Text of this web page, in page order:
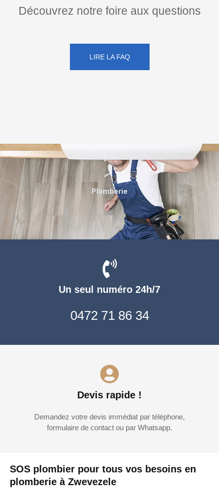
Découvrez notre foire aux questions
LIRE LA FAQ
SOS plombier pour tous vos besoins en
plomberie à Zwevezele
Un seul numéro 24h/7
0472 71 86 34
Devis rapide !
Demandez votre devis immédiat par téléphone,
formulaire de contact ou par Whatsapp.
Plomberie